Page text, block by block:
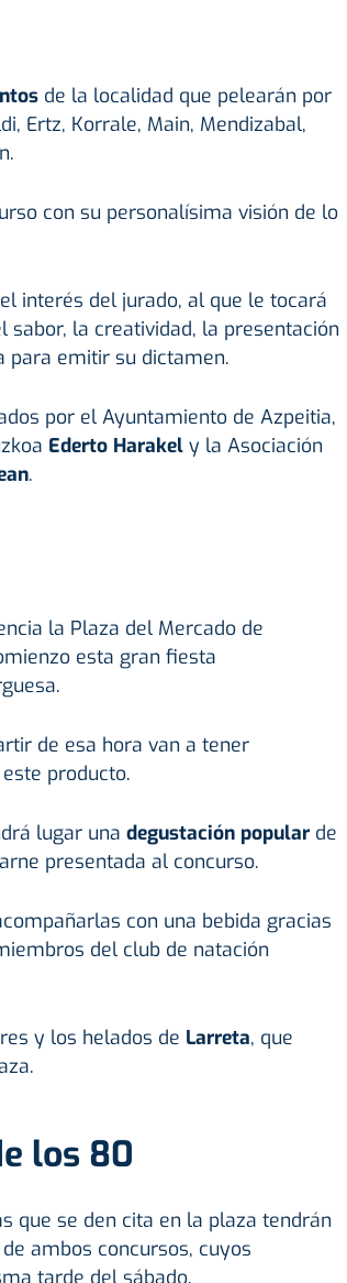
de la localidad que pelearán por
Ertz, Korrale, Main, Mendizabal,
con su personalísima visión de lo
interés del jurado, al que le tocará
la creatividad, la presentación
para emitir su dictamen.
por el Ayuntamiento de Azpeitia,
Ederto Harakely la Asociación
.
la Plaza del Mercado de
esta gran fiesta
de esa hora van a tener
producto.
lugar una degustación popularde
presentada al concurso.
con una bebida gracias
del club de natación
y los helados de Larreta, que
los 80
que se den cita en la plaza tendrán
ambos concursos, cuyos